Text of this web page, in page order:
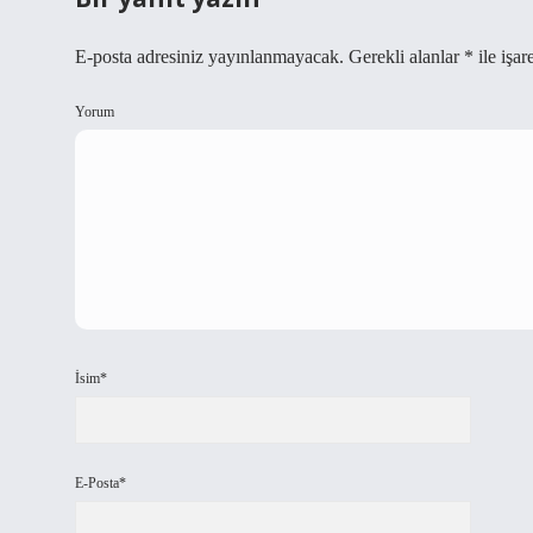
E-posta adresiniz yayınlanmayacak. Gerekli alanlar * ile
Yorum
İsim*
E-Posta*